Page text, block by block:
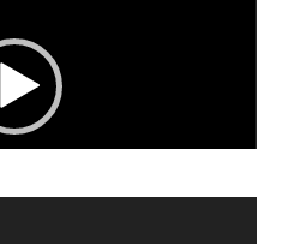
01:04
Presidenta Corporación